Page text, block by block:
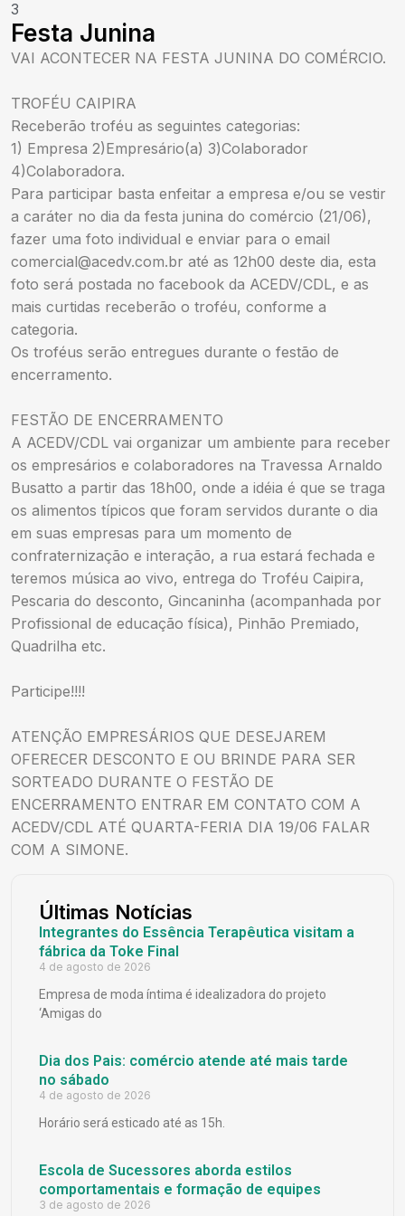
3
Festa Junina
VAI ACONTECER NA FESTA JUNINA DO COMÉRCIO.
TROFÉU CAIPIRA
Receberão troféu as seguintes categorias:
1) Empresa 2)Empresário(a) 3)Colaborador
4)Colaboradora.
Para participar basta enfeitar a empresa e/ou se vestir
a caráter no dia da festa junina do comércio (21/06),
fazer uma foto individual e enviar para o email
comercial@acedv.com.br até as 12h00 deste dia, esta
foto será postada no facebook da ACEDV/CDL, e as
mais curtidas receberão o troféu, conforme a
categoria.
Os troféus serão entregues durante o festão de
encerramento.
FESTÃO DE ENCERRAMENTO
A ACEDV/CDL vai organizar um ambiente para receber
os empresários e colaboradores na Travessa Arnaldo
Busatto a partir das 18h00, onde a idéia é que se traga
os alimentos típicos que foram servidos durante o dia
em suas empresas para um momento de
confraternização e interação, a rua estará fechada e
teremos música ao vivo, entrega do Troféu Caipira,
Pescaria do desconto, Gincaninha (acompanhada por
Profissional de educação física), Pinhão Premiado,
Quadrilha etc.
Participe!!!!
ATENÇÃO EMPRESÁRIOS QUE DESEJAREM
OFERECER DESCONTO E OU BRINDE PARA SER
SORTEADO DURANTE O FESTÃO DE
ENCERRAMENTO ENTRAR EM CONTATO COM A
ACEDV/CDL ATÉ QUARTA-FERIA DIA 19/06 FALAR
COM A SIMONE.
Últimas Notícias
Integrantes do Essência Terapêutica visitam a
fábrica da Toke Final
4 de agosto de 2026
Empresa de moda íntima é idealizadora do projeto
‘Amigas do
Dia dos Pais: comércio atende até mais tarde
no sábado
4 de agosto de 2026
Horário será esticado até as 15h.
Escola de Sucessores aborda estilos
comportamentais e formação de equipes
3 de agosto de 2026